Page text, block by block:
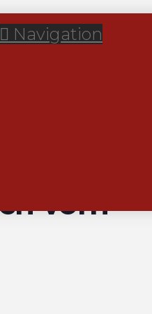
Navigation
vorn